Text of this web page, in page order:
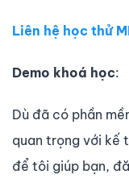
Liên hệ học thử
Demo khoá học:
Dù đã có phần
quan trọng với kế
để tôi giúp bạn,